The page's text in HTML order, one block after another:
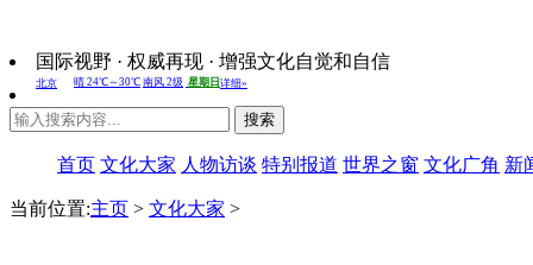
国际视野 · 权威再现 · 增强文化自觉和自信
搜索
首页 文化大家 人物访谈 特别报道 世界之窗 文化广角 新
当前位置:主页 > 文化大家 >